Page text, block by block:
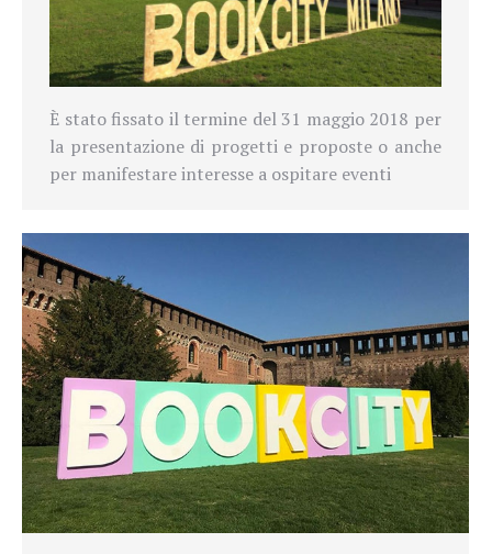
È stato fissato il termine del 31 maggio 2018 per
la presentazione di progetti e proposte o anche
per manifestare interesse a ospitare eventi